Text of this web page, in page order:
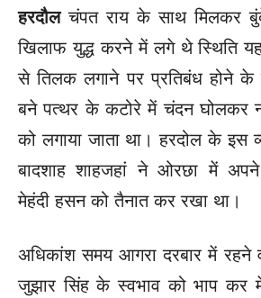
हरदौलचंपत राय के साथ मिलकर
खिलाफ युद्ध करने में लगे थे स्थिति
से तिलक लगाने पर प्रतिबंध होने के
बने पत्थर के कटोरे में चंदन घोलकर
को लगाया जाता था। हरदोल के इस
बादशाह शाहजहां ने ओरछा में
मेहंदी हसन को तैनात कर रखा था।
अधिकांश समय आगरा दरबार में रहने
जुझार सिंह के स्वभाव को भाप कर